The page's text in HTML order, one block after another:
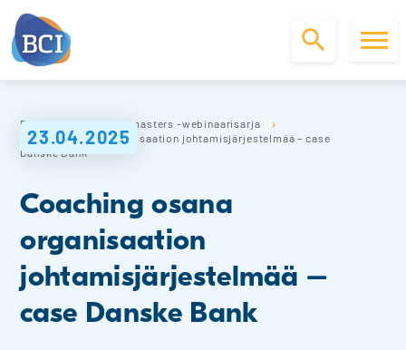
Etusivu
#changemasters -webinaarisarja
Coaching osana organisaation johtamisjärjestelmää – case
Danske Bank
23.04.2025
Coaching osana
organisaation
johtamisjärjestelmää –
case Danske Bank